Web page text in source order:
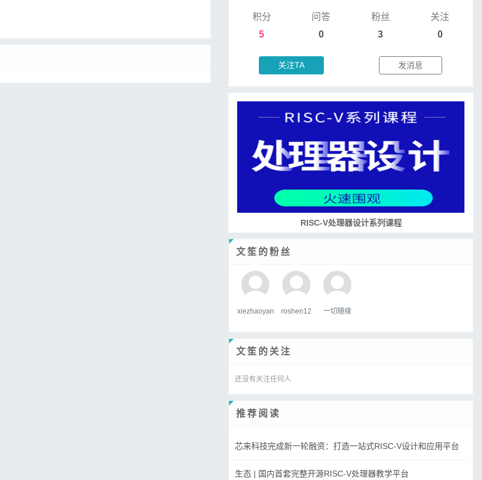
积分
5
问答
0
粉丝
3
关注
0
关注TA 发消息
RISC-V处理器设计系列课程
文笙的粉丝
xiezhaoyan roshen12 一切随缘
文笙的关注
还没有关注任何人
推荐阅读
芯来科技完成新一轮融资：打造一站式RISC-V设计和应用平台
生态 | 国内首套完整开源RISC-V处理器教学平台